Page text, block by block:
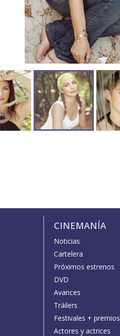
CINEMANÍA
Noticias
Cartelera
Próximos estrenos
DVD
Avances
Tráilers
Festivales + premios
Actores y actrices